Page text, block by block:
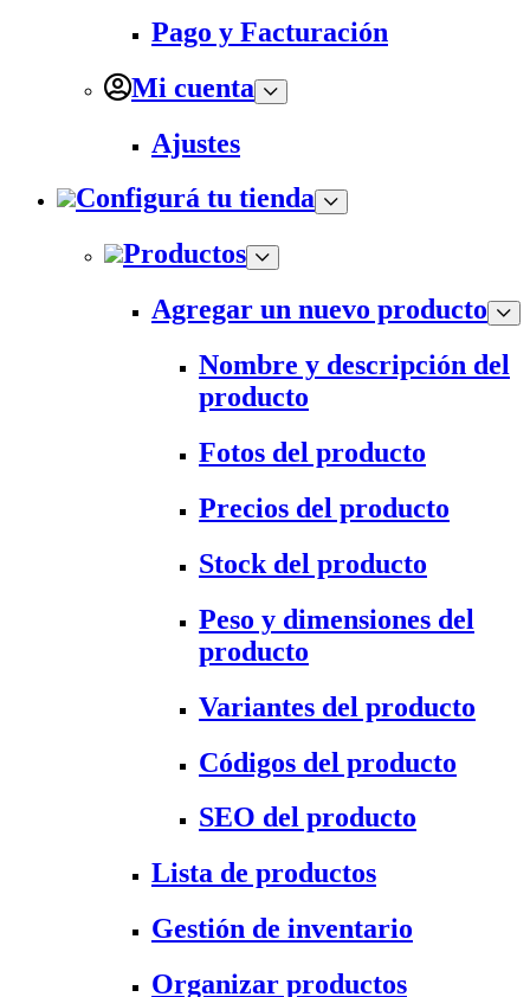
Pago y Facturación
Mi cuenta
Ajustes
Configurá tu tienda
Productos
Agregar un nuevo producto
Nombre y descripción del
producto
Fotos del producto
Precios del producto
Stock del producto
Peso y dimensiones del
producto
Variantes del producto
Códigos del producto
SEO del producto
Lista de productos
Gestión de inventario
Organizar productos